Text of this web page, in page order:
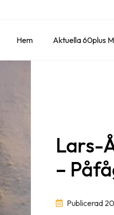
Hem Aktuella 60plus
Lars-
–
Publicerad